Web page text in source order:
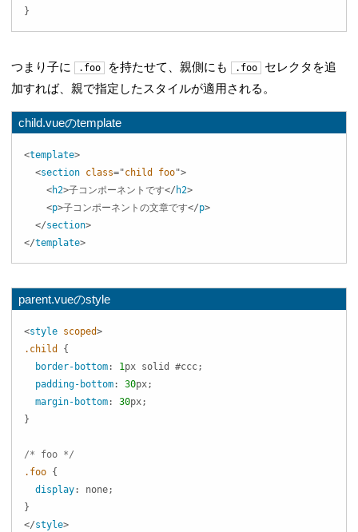
}
つまり子に .foo を持たせて、親側にも .foo
セレクタを追
加すれば、親で指定したスタイルが適用される。
child.vueのtemplate
<template>
<section class="child foo">
<h2>子コンポーネントです</ h2>
<p>子コンポーネントの文章です</p>
</section>
</template>
parent.vueのstyle
<style scoped>
.child
{
border-bottom: 1px solid #ccc;
padding-bottom: 30px;
margin-bottom: 30px;
}
/* foo */
.foo {
display: none;
}
</style>